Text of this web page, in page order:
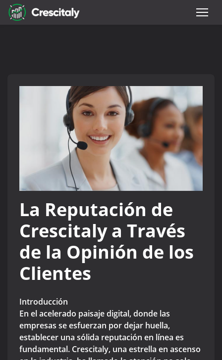
La Reputación de
Crescitaly a Través
de la Opinión de los
Clientes
Introducción
En el acelerado paisaje digital, donde las
empresas se esfuerzan por dejar huella,
establecer una sólida reputación en línea es
fundamental. Crescitaly, una estrella en ascenso